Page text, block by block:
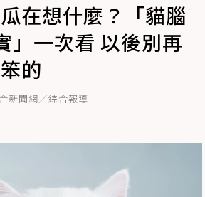
在想什麼？「貓腦
」一次看 以後別再
的
新聞網／綜合報導